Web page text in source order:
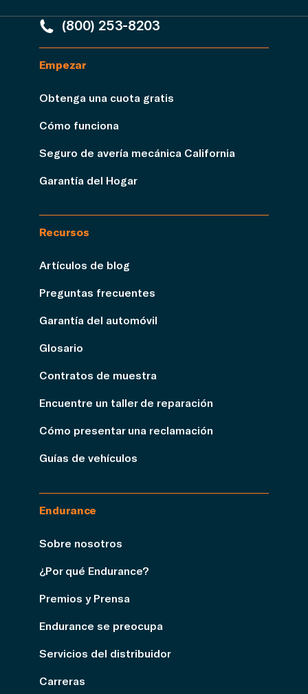
(800) 253-8203
Empezar
Obtenga una cuota gratis
Cómo funciona
Seguro de avería mecánica California
Garantía del Hogar
Recursos
Artículos de blog
Preguntas frecuentes
Garantía del automóvil
Glosario
Contratos de muestra
Encuentre un taller de reparación
Cómo presentar una reclamación
Guías de vehículos
Endurance
Sobre nosotros
¿Por qué Endurance?
Premios y Prensa
Endurance se preocupa
Servicios del distribuidor
Carreras